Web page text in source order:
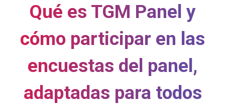
Qué es TGM Panel y
cómo participar en las
encuestas del panel,
adaptadas para todos